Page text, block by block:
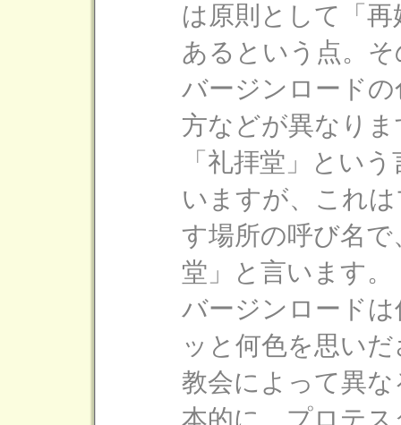
は原則として「
あるという点。
バージンロード
方などが異なりま
「礼拝堂」とい
いますが、これ
す場所の呼び名
堂」と言います。
バージンロード
ッと何色を思い
教会によって異
本的に、プロテ